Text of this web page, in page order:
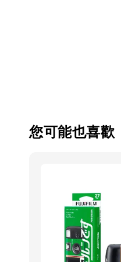
您可能也喜歡